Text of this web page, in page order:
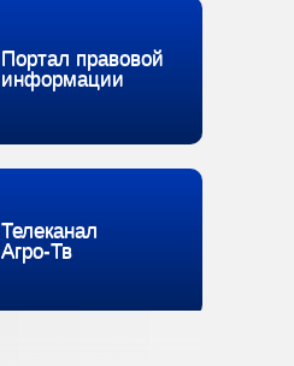
Портал правовой
информации
Телеканал
Агро-Тв